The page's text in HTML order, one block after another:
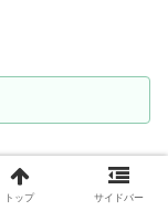
トップ サイドバー